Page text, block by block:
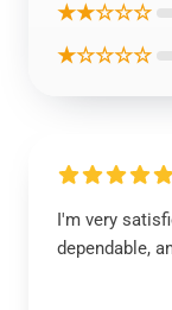
★★☆☆☆
★☆☆☆☆
I'm very
dependable,